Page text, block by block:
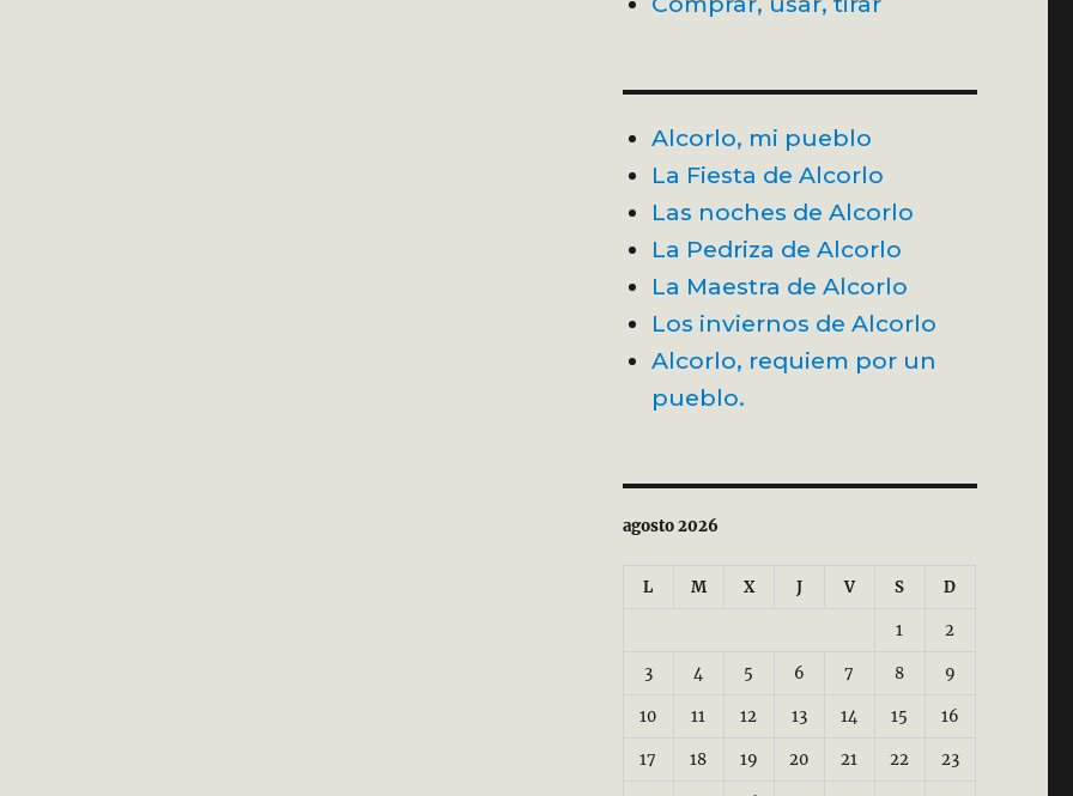
Alcorlo, mi pueblo
La Fiesta de Alcorlo
Las noches de Alcorlo
La Pedriza de Alcorlo
La Maestra de Alcorlo
Los inviernos de Alcorlo
Alcorlo, requiem por un
pueblo.
agosto 2026
L M X J V S D
1 2
3 4 5 6 7 8 9
10 11 12 13 14 15 16
17 18 19 20 21 22 23